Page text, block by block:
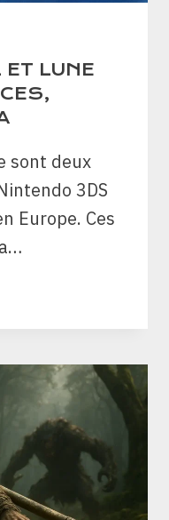
ET LUNE
sont deux
3DS
Europe. Ces